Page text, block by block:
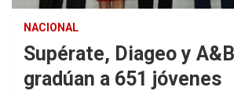
NACIONAL
Supérate, Diageo y
gradúan a 651 jóvenes